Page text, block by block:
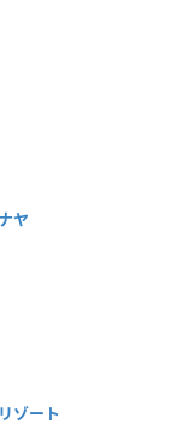
ヤ
ゾート